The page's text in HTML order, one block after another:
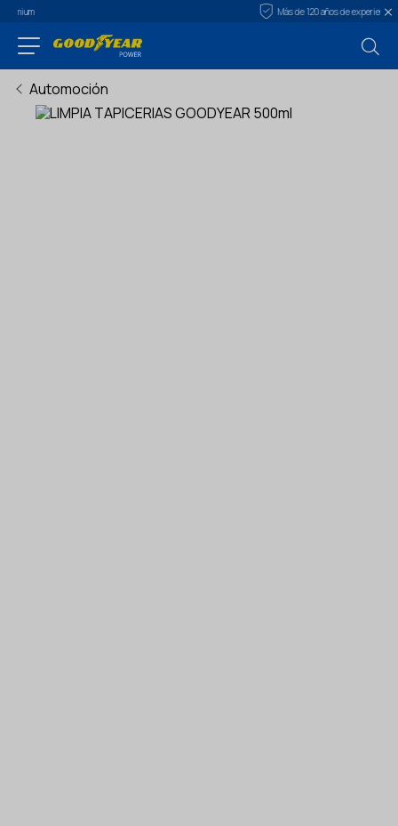
Más de 120 años de experiencia
Automoción